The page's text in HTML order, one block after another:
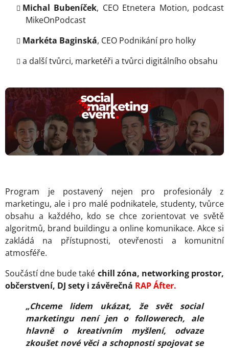
Michal Bubeníček, CEO Etnetera Motion, podcast
MikeOnPodcast
Markéta Baginská, CEO Podnikání pro holky
a další tvůrci, marketéři a tvůrci digitálního obsahu
Program je postavený nejen pro profesionály z
marketingu, ale i pro malé podnikatele, studenty, tvůrce
obsahu a každého, kdo se chce zorientovat ve světě
algoritmů, brand buildingu a online komunikace. Akce si
zakládá na přístupnosti, otevřenosti a komunitní
atmosféře.
Součástí dne bude také chill zóna, networking prostor,
občerstvení, DJ sety i závěrečná RAP Áfter.
„Chceme lidem ukázat, že svět social
marketingu není jen o followerech, ale
hlavně o kreativním myšlení, odvaze
zkoušet nové věci a schopnosti spojovat se